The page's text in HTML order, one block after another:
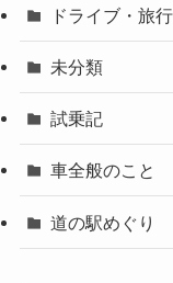
ドライブ・旅行
未分類
試乗記
車全般のこと
道の駅めぐり